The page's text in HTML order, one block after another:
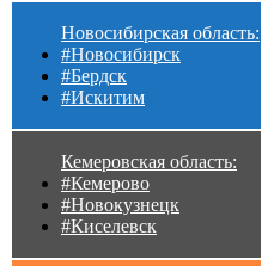
Новосибирская область:
#Новосибирск
#Бердск
#Искитим
Кемеровская область:
#Кемерово
#Новокузнецк
#Киселевск